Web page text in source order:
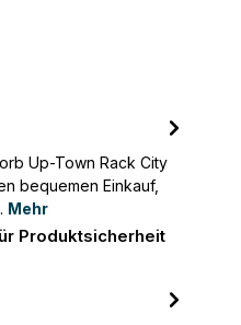
Up-Town Rack City
bequemen Einkauf,
Mehr
Produktsicherheit